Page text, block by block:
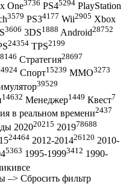
One3736 PS45294 PlayStation
3579 PS34177 Wii2905 Xbox
3606 3DS1888 Android28752
24354 TPS2199
Стратегия28697
Спорт15239 MMO3273
39529
14632 Менеджер1449 Квест7
в реальном времени2437
202020215 201978688
24464 2012-201426120 2010-
5363 1995-19993412 1990-
–> Сбросить фильтр